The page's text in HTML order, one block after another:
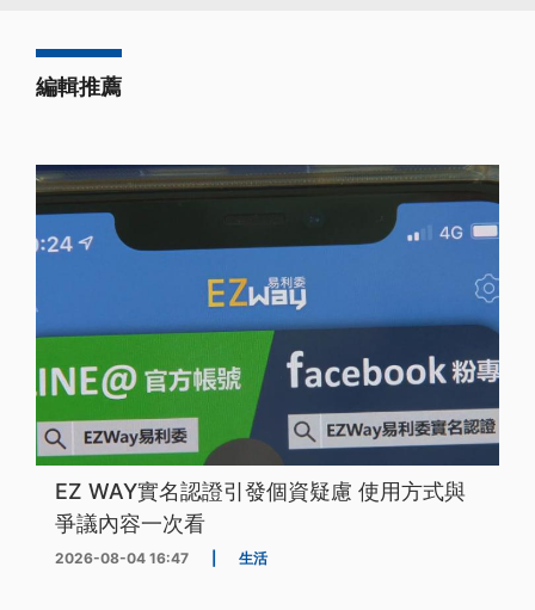
編輯推薦
EZ WAY實名認證引發個資疑慮 使用方式與
爭議內容一次看
2026-08-04 16:47 生活